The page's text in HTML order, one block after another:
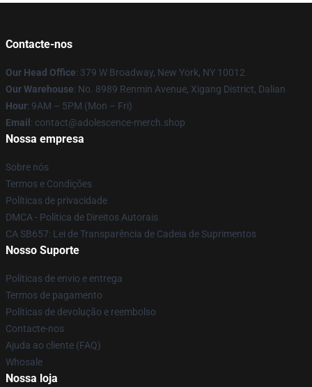
Contacte-nos
Our Head Office: 379 W Broadway, New York, NY 10012
Our Warehouse: No. 8989 Renmin Avenue, Xigang District, Dalian
Hour: 9AM – 5PM (Mon – Fri)
Email : contact@adolescence-merch.shop
Nossa empresa
Sobre nós
Termos e Condições
Políticas de privacidade
DMCA - Política de Direitos Autorais
CA SB657: Lei de Transparência de Cadeia de Suprimentos
Nosso Suporte
Políticas de envio e entrega
Termos de pagamento
Políticas de devolução e reembolso
Contacte-nos
Ajuda ao cliente (FAQ)
Whosale
Nossa loja